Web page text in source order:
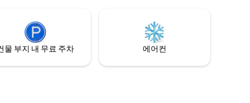
물 부지 내 무료 주차 에어컨